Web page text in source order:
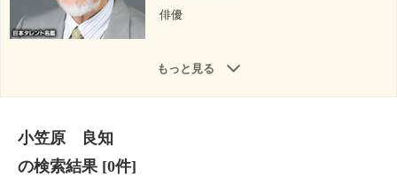
俳優
もっと見る
小笠原 良知
の検索結果[0件]